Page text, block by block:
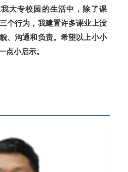
大专校园的生活中，除了课
个行为，我建置许多课业上没
、沟通和负责。希望以上小小
点小启示。